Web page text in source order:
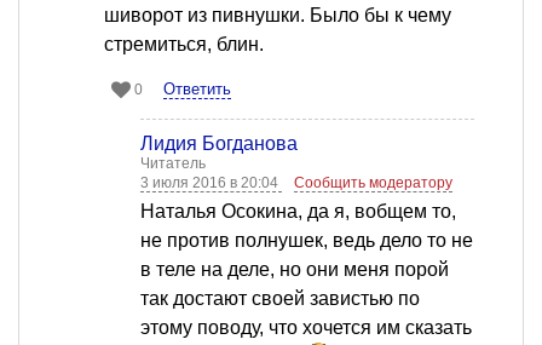
шиворот из пивнушки. Было бы к чему
стремиться, блин.
0 Ответить
Лидия Богданова
Читатель
3 июля 2016 в 20:04
Сообщить модератору
Наталья Осокина, да я, вобщем то,
не против полнушек, ведь дело то не
в теле на деле, но они меня порой
так достают своей завистью по
этому поводу, что хочется им сказать